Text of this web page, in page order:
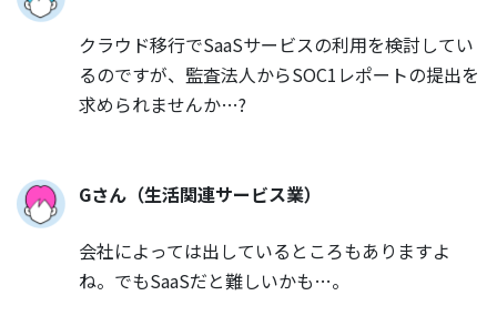
クラウド移行でSaaSサービスの利用を検討してい
るのですが、監査法人からSOC1レポートの提出を
求められませんか…?
Gさん（生活関連サービス業）
会社によっては出しているところもありますよ
ね。でもSaaSだと難しいかも…。